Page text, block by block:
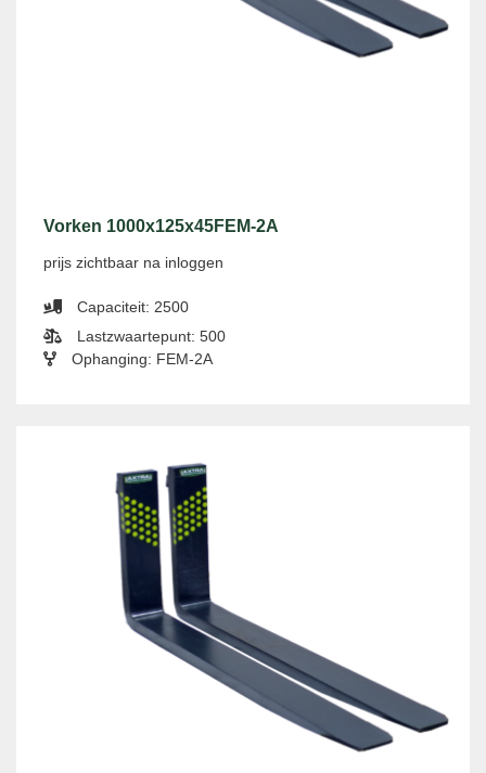
Vorken 1000x125x45FEM-2A
prijs zichtbaar na inloggen
Capaciteit: 2500
Lastzwaartepunt: 500
Ophanging: FEM-2A